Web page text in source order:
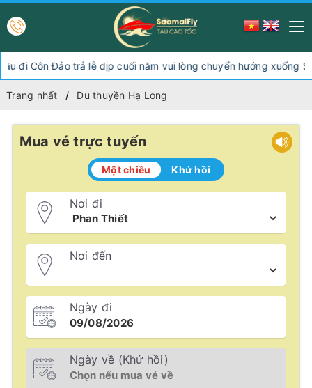
trả lễ dịp cuối năm vui lòng chuyển hướng xuống Sóc Trăng
Trang nhất Du thuyền Hạ Long
Mua vé trực tuyến
Một chiều Khứ hồi
Nơi đi
Nơi đến
Ngày đi
Ngày về (Khứ hồi)